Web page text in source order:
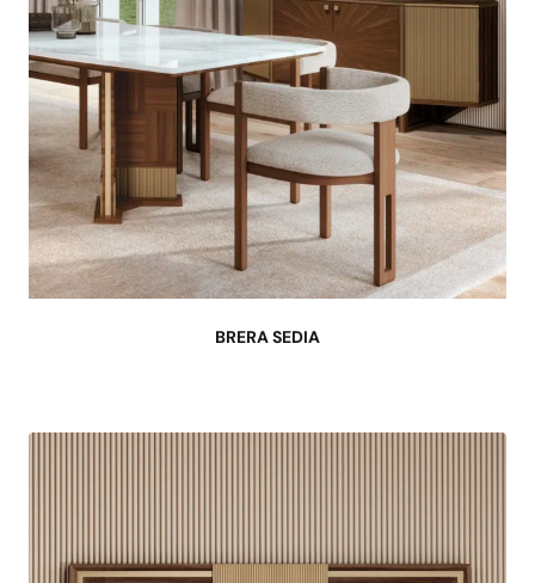
BRERA SEDIA